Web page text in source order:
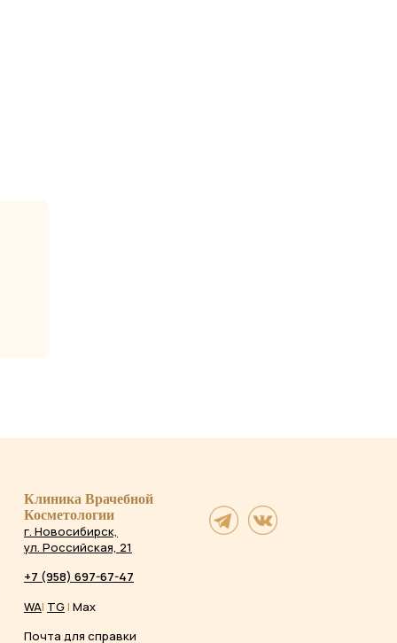
Клиника Врачебной
Косметологии
г. Новосибирск,
ул. Российская, 21
+7 (958) 697-67-47
WA| TG| Max
Почта для справки